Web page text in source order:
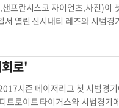
트시즌에서 뛰기 위해서는 경기감각 유지 차원에서 정규리그 막판
의 조기
프란시스코 자이언츠.사진)이
티 레즈와 시범경기에 5회초 3루 대수비로
로 신시내티와 시범경기에 교체 선수로 출전
페라자의 내야 땅볼을 처리
였다. 1사 2루의 상황에서 투수 루카스 루트지를 상
. 세 번째 투구가 스트라이크 아웃 낫
황에서 가브리엘 게레로의 타
로'
그 첫 시범경기에서 3타수 무안타로 물러났
트로이트 타이거스와 시범경